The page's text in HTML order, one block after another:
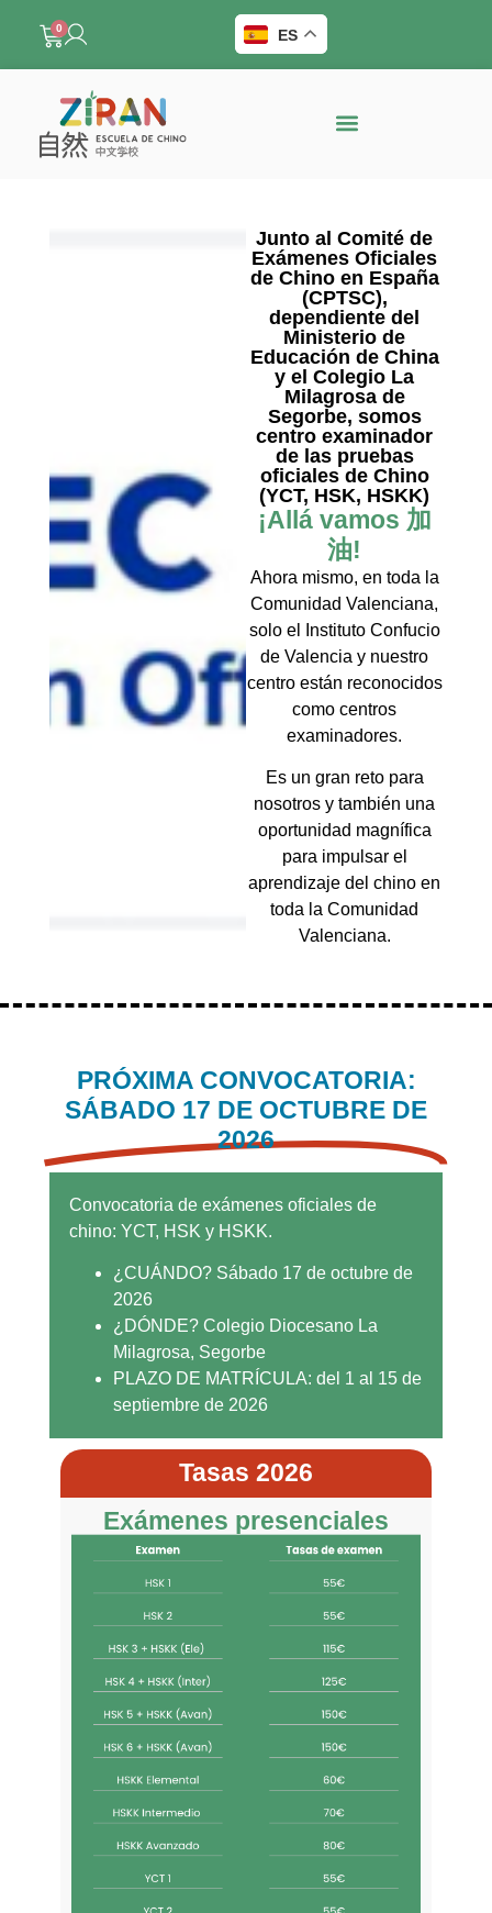
ES
0
Junto al Comité de
Exámenes Oficiales
de Chino en España
(CPTSC),
dependiente del
Ministerio de
Educación de China
y el Colegio La
Milagrosa de
Segorbe, somos
centro examinador
de las pruebas
oficiales de Chino
(YCT, HSK, HSKK)
¡Allá vamos 加
油!
Ahora mismo, en toda la
Comunidad Valenciana,
solo el Instituto Confucio
de Valencia y nuestro
centro están reconocidos
como centros
examinadores.
Es un gran reto para
nosotros y también una
oportunidad magnífica
para impulsar el
aprendizaje del chino en
toda la Comunidad
Valenciana.
PRÓXIMA CONVOCATORIA:
SÁBADO 17 DE OCTUBRE DE
2026
Convocatoria de exámenes oficiales de
chino: YCT, HSK y HSKK.
¿CUÁNDO? Sábado 17 de octubre de
2026
¿DÓNDE? Colegio Diocesano La
Milagrosa, Segorbe
PLAZO DE MATRÍCULA: del 1 al 15 de
septiembre de 2026
Tasas 2026
Exámenes presenciales